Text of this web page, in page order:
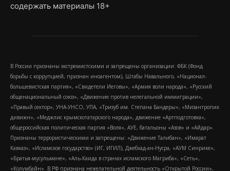
содержать материалы 18+
В России признаны экстремистскими и запрещены организации: ФБК (Фонд
борьбы с коррупцией, признан иноагентом), Штабы Навального, «Национал-
большевистская партия», «Свидетели Иеговы», «Армия воли народа», «Русский
общенациональный союз», «Движение против нелегальной иммиграции»,
«Правый сектор», УНА-УНСО, УПА, «Тризуб им. Степана Бандеры», «Мизантропик
дивижн», «Меджлис крымскотатарского народа», движение «Артподготовка»,
общероссийская политическая партия «Воля», АУЕ, батальоны «Азов» и «Айдар».
Признаны террористическими и запрещены: «Движение Талибан», «Имарат
Кавказ», «Исламское государство» (ИГ, ИГИЛ), Джебхад-ан-Нусра, «АУМ Синрике»,
«Братья-мусульмане», «Аль-Каида в странах исламского Магриба», «Сеть»,
«Колумбайн». В РФ признана нежелательной деятельность «Открытой России»,